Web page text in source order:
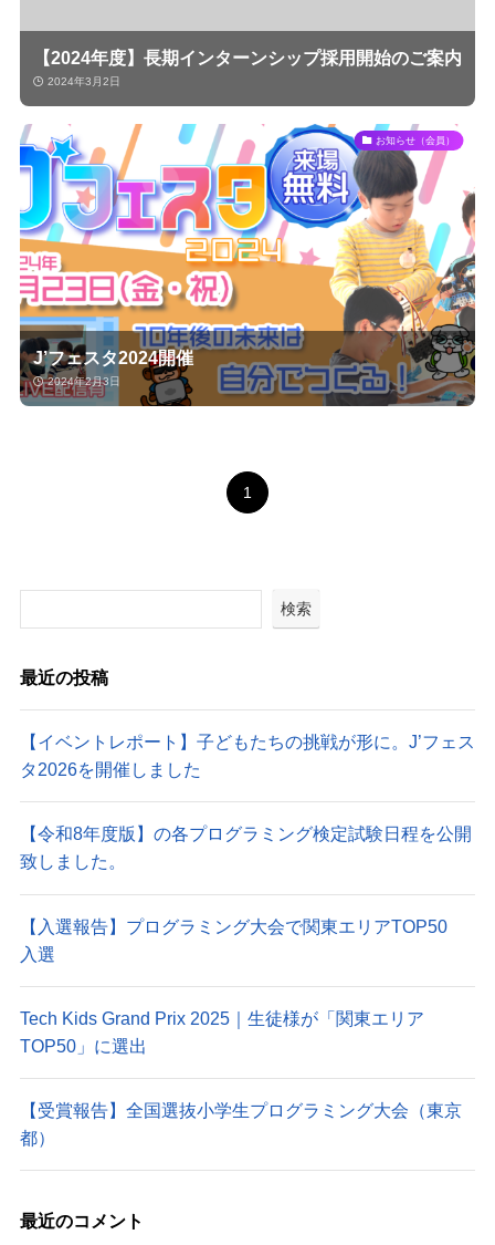
【2024年度】長期インターンシップ採用開始のご案内
2024年3月2日
お知らせ（会員）
J’フェスタ2024開催
2024年2月3日
1
検索
最近の投稿
【イベントレポート】子どもたちの挑戦が形に。J’フェス
タ2026を開催しました
【令和8年度版】の各プログラミング検定試験日程を公開
致しました。
【入選報告】プログラミング大会で関東エリアTOP50
入選
Tech Kids Grand Prix 2025｜生徒様が「関東エリア
TOP50」に選出
【受賞報告】全国選抜小学生プログラミング大会（東京
都）
最近のコメント